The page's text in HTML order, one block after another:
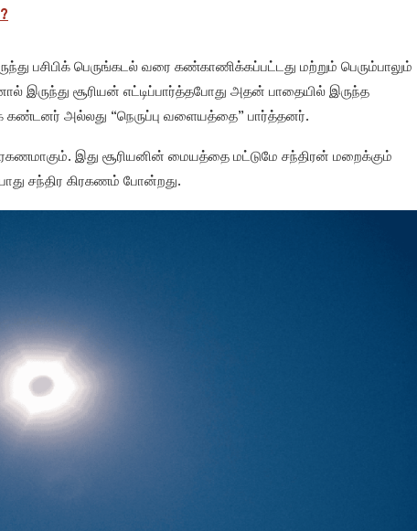
பசிபிக் பெருங்கடல் வரை கண்காணிக்கப்பட்டது மற்றும் பெரும்பாலும்
இருந்து சூரியன் எட்டிப்பார்த்தபோது அதன் பாதையில் இருந்த
கண்டனர் அல்லது “நெருப்பு வளையத்தை” பார்த்தனர்.
இது சூரியனின் மையத்தை மட்டுமே சந்திரன் மறைக்கும்
சந்திர கிரகணம் போன்றது.